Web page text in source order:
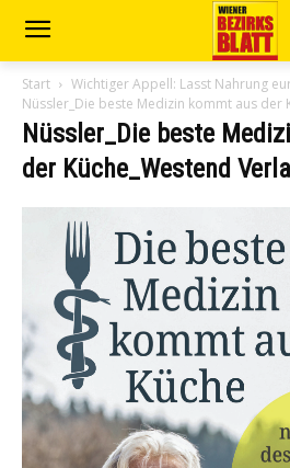
Start
Wichtiger Appell: Lasst Nahrung
Nüssler_Die beste Medizin kommt aus der
Nüssler_Die beste
der Küche_Westend